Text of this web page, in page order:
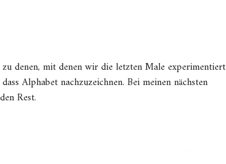
denen, mit denen wir die letzten Male experimentiert
Alphabet nachzuzeichnen. Bei meinen nächsten
Rest.